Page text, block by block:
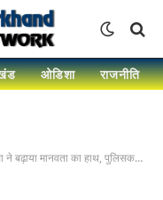
ओडिशा राजनीति
पुलिसकर्मियों और कामगारों को बांटे ORS व शीतल जल